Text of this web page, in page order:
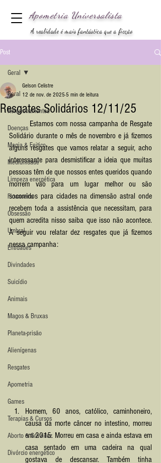
Apometria Universalista
A realidade é mais fantástica que a ficção
Post
Geral
Relacionamentos
Doenças
Magia & Feitiço
Mediunidade
Limpeza energética
Financeiro
Obsessão
Umbral
Entidades
Divindades
Suicídio
Animais
Magos & Bruxas
Planeta-prisão
Alienígenas
Resgates
Apometria
Games
Terapias & Cursos
Aborto & Gravidez
Divórcio energético
Geral
Resgates Solidários 12/11/25
Gelson Celistre
12 de nov. de 2025 5 min de leitura
	Estamos com nossa campanha de Resgate
Solidário durante o mês de novembro e já fizemos
alguns resgates que vamos relatar a seguir, acho
interessante para desmistificar a ideia que muitas
pessoas têm de que nossos entes queridos quando
morrem vão para um lugar melhor ou são
socorridos para cidades na dimensão astral onde
recebem toda a assistência que necessitam, para
quem acredita nisso saiba que isso não acontece.
A seguir vou relatar dez resgates que já fizemos
nessa campanha:
Homem, 60 anos, católico, caminhoneiro,
causa da morte câncer no intestino, morreu
em 2015. Morreu em casa e ainda estava em
casa sentado em uma cadeira na qual
gostava de descansar. Também tinha